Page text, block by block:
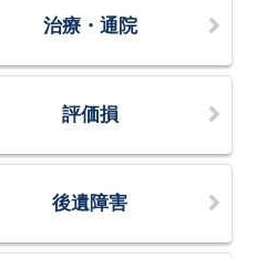
治療・通院
評価損
後遺障害